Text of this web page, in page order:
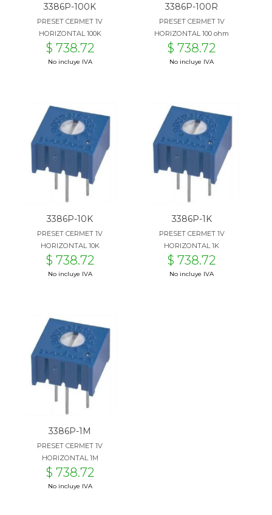
3386P-100K
PRESET CERMET 1V
HORIZONTAL 100K
$ 738.72
No incluye IVA
3386P-100R
PRESET CERMET 1V
HORIZONTAL 100 ohm
$ 738.72
No incluye IVA
3386P-10K
PRESET CERMET 1V
HORIZONTAL 10K
$ 738.72
No incluye IVA
3386P-1K
PRESET CERMET 1V
HORIZONTAL 1K
$ 738.72
No incluye IVA
3386P-1M
PRESET CERMET 1V
HORIZONTAL 1M
$ 738.72
No incluye IVA